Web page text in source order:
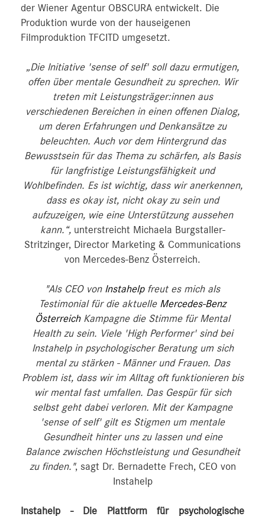
der Wiener Agentur OBSCURA entwickelt. Die
Produktion wurde von der hauseigenen
Filmproduktion TFCITD umgesetzt.
„Die Initiative 'sense of self' soll dazu ermutigen,
offen über mentale Gesundheit zu sprechen. Wir
treten mit Leistungsträger:innen aus
verschiedenen Bereichen in einen offenen Dialog,
um deren Erfahrungen und Denkansätze zu
beleuchten. Auch vor dem Hintergrund das
Bewusstsein für das Thema zu schärfen, als Basis
für langfristige Leistungsfähigkeit und
Wohlbefinden. Es ist wichtig, dass wir anerkennen,
dass es okay ist, nicht okay zu sein und
aufzuzeigen, wie eine Unterstützung aussehen
kann.“, unterstreicht Michaela Burgstaller-
Stritzinger, Director Marketing & Communications
von Mercedes-Benz Österreich.
"Als CEO von Instahelpfreut es mich als
Testimonial für die aktuelle Mercedes-Benz
ÖsterreichKampagne die Stimme für Mental
Health zu sein. Viele 'High Performer' sind bei
Instahelp in psychologischer Beratung um sich
mental zu stärken - Männer und Frauen. Das
Problem ist, dass wir im Alltag oft funktionieren bis
wir mental fast umfallen. Das Gespür für sich
selbst geht dabei verloren. Mit der Kampagne
'sense of self' gilt es Stigmen um mentale
Gesundheit hinter uns zu lassen und eine
Balance zwischen Höchstleistung und Gesundheit
zu finden.", sagt Dr. Bernadette Frech, CEO von
Instahelp
Instahelp - Die Plattform für psychologische